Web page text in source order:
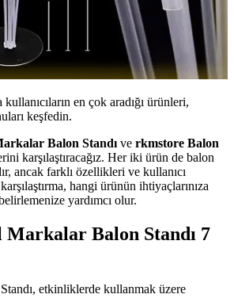
en çok aradığı ürünleri,
keşfedin.
Balon Standı ve rkmstore Balon
karşılaştıracağız. Her iki ürün de balon
ancak farklı özellikleri ve kullanıcı
hangi ürünün ihtiyaçlarınıza
yardımcı olur.
Markalar Balon Standı 7
etkinliklerde kullanmak üzere